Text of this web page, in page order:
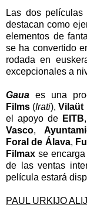
Las dos películas
destacan como
elementos de
se ha convertido
rodada en
excepcionales a
Gaua es una
Films (Irati),Vilaüt
el apoyo de EITB,
Vasco,
Foral de Álava,
Filmax se
de las ventas
película estará
PAUL URKIJO